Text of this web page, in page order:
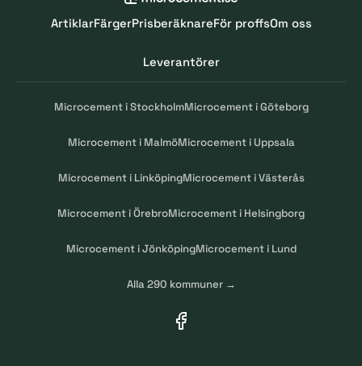
ArtiklarFärgerPrisberäknareFör proffsOm oss
Leverantörer
Microcement i StockholmMicrocement i Göteborg
Microcement i MalmöMicrocement i Uppsala
Microcement i LinköpingMicrocement i Västerås
Microcement i ÖrebroMicrocement i Helsingborg
Microcement i JönköpingMicrocement i Lund
Alla 290 kommuner →